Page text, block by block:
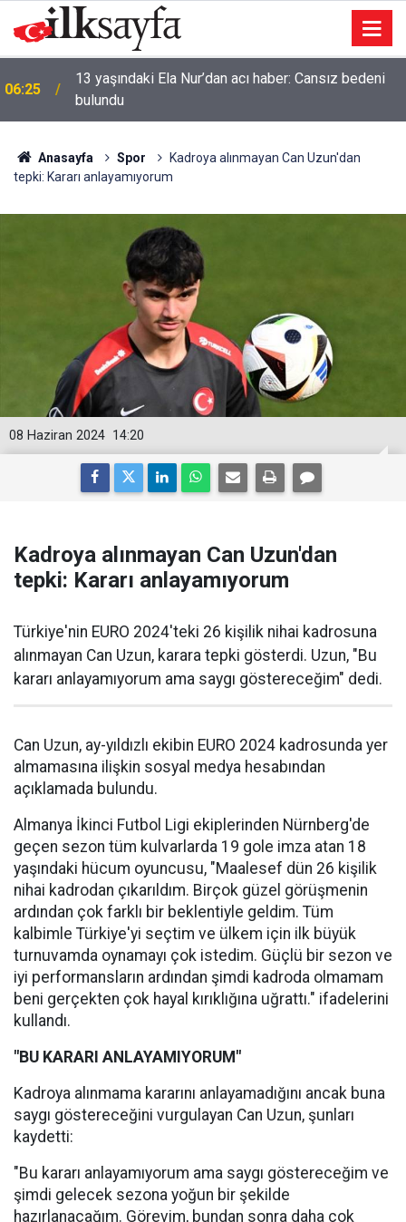
06:25
13 yaşındaki Ela Nur’dan acı haber: Cansız bedeni
bulundu
Anasayfa Spor
Kadroya alınmayan Can Uzun'dan
tepki: Kararı anlayamıyorum
14:20
08 Haziran 2024
Kadroya alınmayan Can Uzun'dan
tepki: Kararı anlayamıyorum
Türkiye'nin EURO 2024'teki 26 kişilik nihai kadrosuna
alınmayan Can Uzun, karara tepki gösterdi. Uzun, "Bu
kararı anlayamıyorum ama saygı göstereceğim" dedi.
Can Uzun, ay-yıldızlı ekibin EURO 2024 kadrosunda yer
almamasına ilişkin sosyal medya hesabından
açıklamada bulundu.
Almanya İkinci Futbol Ligi ekiplerinden Nürnberg'de
geçen sezon tüm kulvarlarda 19 gole imza atan 18
yaşındaki hücum oyuncusu, "Maalesef dün 26 kişilik
nihai kadrodan çıkarıldım. Birçok güzel görüşmenin
ardından çok farklı bir beklentiyle geldim. Tüm
kalbimle Türkiye'yi seçtim ve ülkem için ilk büyük
turnuvamda oynamayı çok istedim. Güçlü bir sezon ve
iyi performansların ardından şimdi kadroda olmamam
beni gerçekten çok hayal kırıklığına uğrattı." ifadelerini
kullandı.
"BU KARARI ANLAYAMIYORUM"
Kadroya alınmama kararını anlayamadığını ancak buna
saygı göstereceğini vurgulayan Can Uzun, şunları
kaydetti:
"Bu kararı anlayamıyorum ama saygı göstereceğim ve
şimdi gelecek sezona yoğun bir şekilde
hazırlanacağım. Görevim, bundan sonra daha çok